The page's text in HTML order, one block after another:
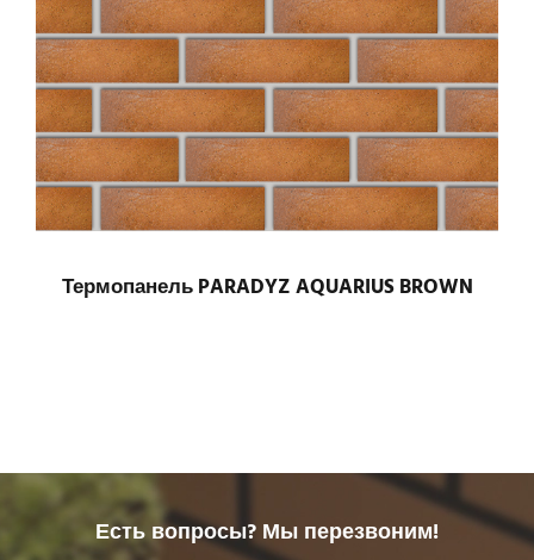
Термопанель PARADYZ AQUARIUS BROWN
Есть вопросы? Мы перезвоним!